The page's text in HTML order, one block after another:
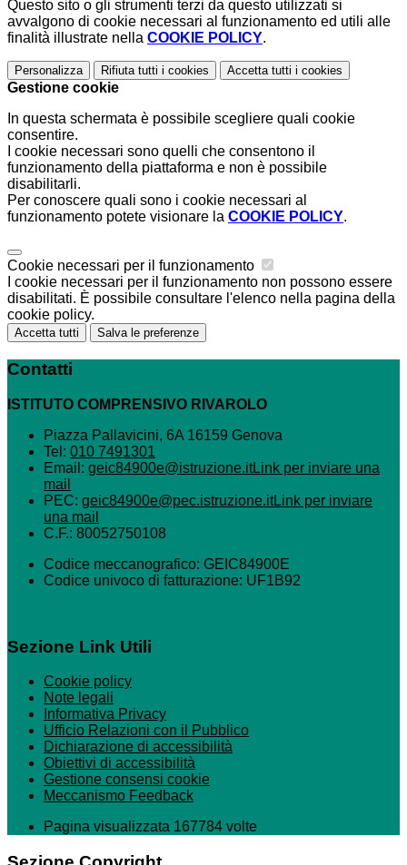
Questo sito o gli strumenti terzi da questo utilizzati si
avvalgono di cookie necessari al funzionamento ed utili alle
finalità illustrate nella COOKIE POLICY.
Personalizza Rifiuta tutti i cookies Accetta tutti i cookies
Gestione cookie
In questa schermata è possibile scegliere quali cookie
consentire.
I cookie necessari sono quelli che consentono il
funzionamento della piattaforma e non è possibile
disabilitarli.
Per conoscere quali sono i cookie necessari al
funzionamento potete visionare la COOKIE POLICY.
Cookie necessari per il funzionamento
I cookie necessari per il funzionamento non possono essere
disabilitati. È possibile consultare l'elenco nella pagina della
cookie policy.
Accetta tutti Salva le preferenze
Contatti
ISTITUTO COMPRENSIVO RIVAROLO
Piazza Pallavicini, 6A 16159 Genova
Tel: 010 7491301
Email: geic84900e@istruzione.itLink per inviare una
mail
PEC: geic84900e@pec.istruzione.itLink per inviare
una mail
C.F.: 80052750108
Codice meccanografico: GEIC84900E
Codice univoco di fatturazione: UF1B92
Sezione Link Utili
Cookie policy
Note legali
Informativa Privacy
Ufficio Relazioni con il Pubblico
Dichiarazione di accessibilità
Obiettivi di accessibilità
Gestione consensi cookie
Meccanismo Feedback
Pagina visualizzata 167784 volte